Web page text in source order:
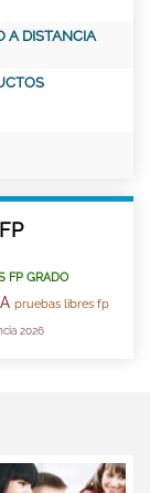
A DISTANCIA
FP GRADO
pruebas libres fp
2026